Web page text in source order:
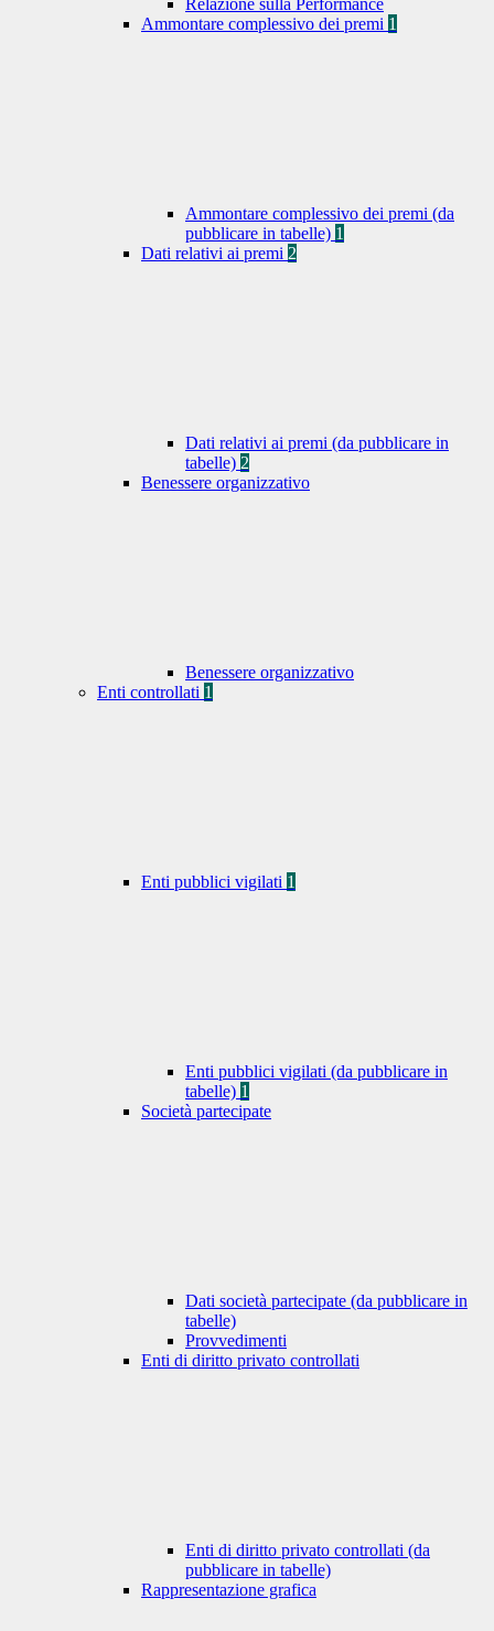
Relazione sulla Performance
Ammontare complessivo dei premi 1
Ammontare complessivo dei premi (da
pubblicare in tabelle) 1
Dati relativi ai premi 2
Dati relativi ai premi (da pubblicare in
tabelle) 2
Benessere organizzativo
Benessere organizzativo
Enti controllati 1
Enti pubblici vigilati 1
Enti pubblici vigilati (da pubblicare in
tabelle) 1
Società partecipate
Dati società partecipate (da pubblicare in
tabelle)
Provvedimenti
Enti di diritto privato controllati
Enti di diritto privato controllati (da
pubblicare in tabelle)
Rappresentazione grafica